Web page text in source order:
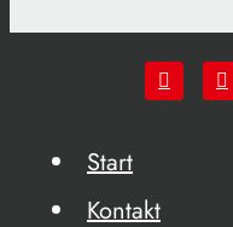
Start
Kontakt